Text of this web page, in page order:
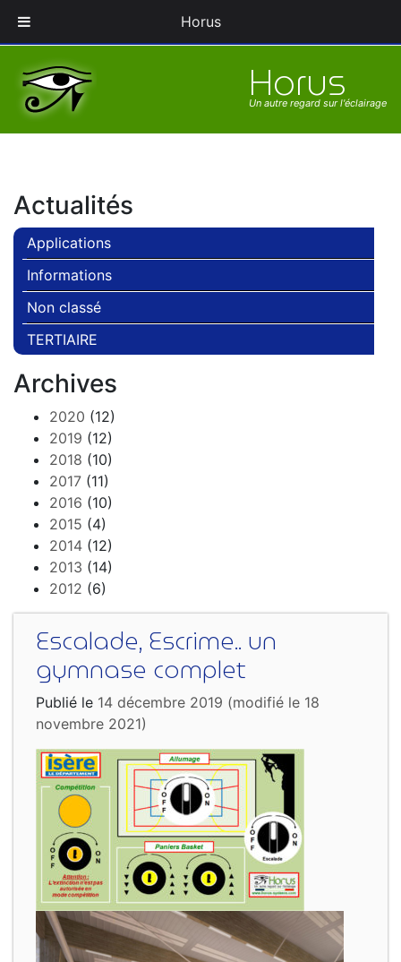
Pionnier en gestion des éclairages Industriels et
Horus
Un autre regard sur l'éclairage
Actualités
Applications
Informations
Non classé
TERTIAIRE
Archives
2020 (12)
2019 (12)
2018 (10)
2017 (11)
2016 (10)
2015 (4)
2014 (12)
2013 (14)
2012 (6)
Escalade, Escrime.. un
gymnase complet
Publié le 14 décembre 2019 (modifié le 18
novembre 2021)
Horus